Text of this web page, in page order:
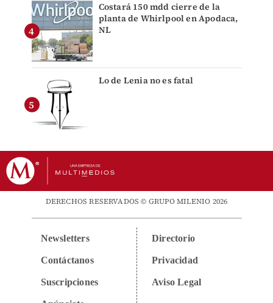
Costará 150 mdd cierre de la
planta de Whirlpool en Apodaca,
NL
Lo de Lenia no es fatal
DERECHOS RESERVADOS © GRUPO MILENIO 2026
Newsletters
Contáctanos
Suscripciones
Directorio
Privacidad
Aviso Legal